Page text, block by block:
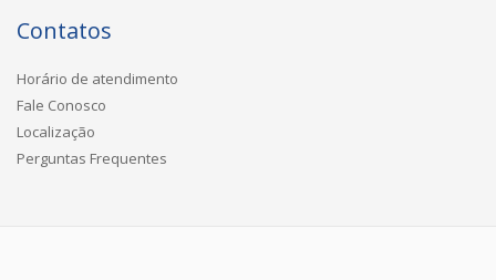
Contatos
Horário de atendimento
Fale Conosco
Localização
Perguntas Frequentes